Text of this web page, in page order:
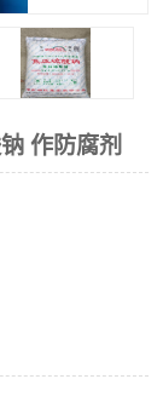
作防腐剂